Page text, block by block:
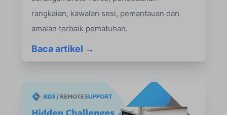
rangkaian, kawalan sesi, pemantauan dan
amalan terbaik pematuhan.
Baca artikel →